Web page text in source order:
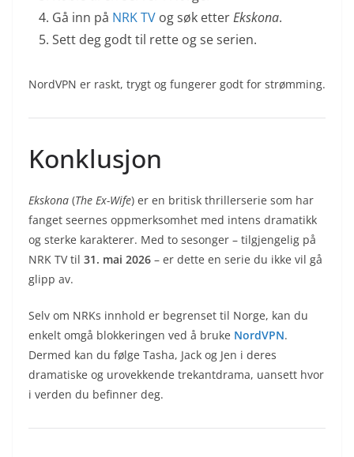
Gå inn på NRK TV og søk etterEkskona.
Sett deg godt til rette og se serien.
NordVPN er raskt, trygt og fungerer godt for strømming.
Konklusjon
Ekskona (The Ex-Wife) er en britisk thrillerserie som har
fanget seernes oppmerksomhet med intens dramatikk
og sterke karakterer. Med to sesonger – tilgjengelig på
NRK TV til 31. mai 2026 – er dette en serie du ikke vil gå
glipp av.
Selv om NRKs innhold er begrenset til Norge, kan du
enkelt omgå blokkeringen ved å bruke NordVPN.
Dermed kan du følge Tasha, Jack og Jen i deres
dramatiske og urovekkende trekantdrama, uansett hvor
i verden du befinner deg.